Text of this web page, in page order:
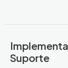
Suporte